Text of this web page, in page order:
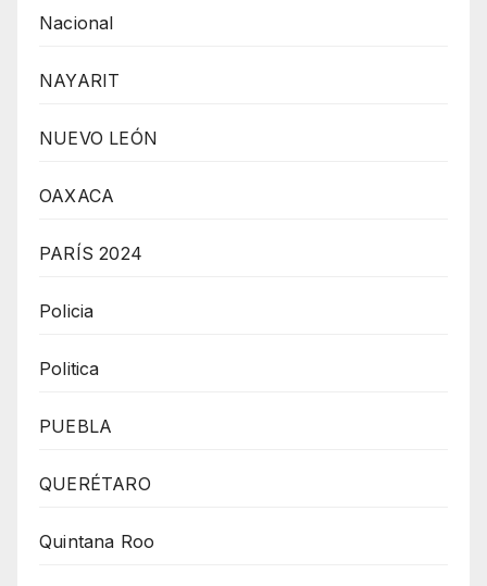
Nacional
NAYARIT
NUEVO LEÓN
OAXACA
PARÍS 2024
Policia
Politica
PUEBLA
QUERÉTARO
Quintana Roo